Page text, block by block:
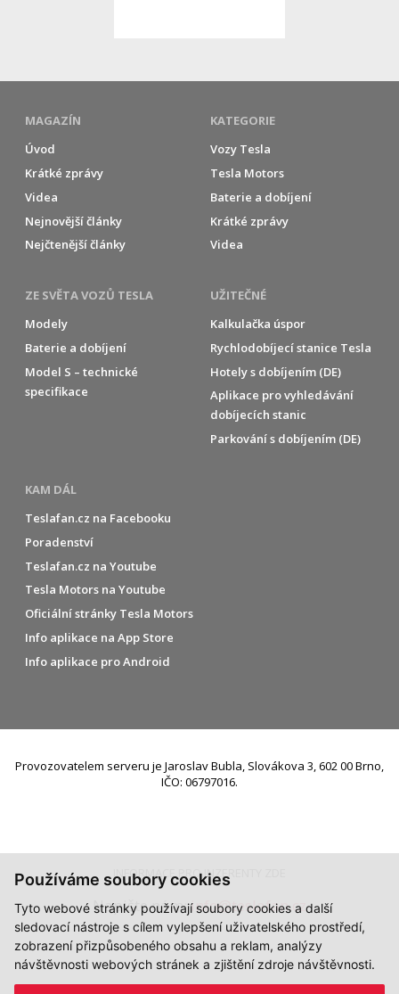
Používáme soubory cookies
Tyto webové stránky používají soubory cookies a další
sledovací nástroje s cílem vylepšení uživatelského prostředí,
zobrazení přizpůsobeného obsahu a reklam, analýzy
návštěvnosti webových stránek a zjištění zdroje návštěvnosti.
MAGAZÍN
Úvod
Krátké zprávy
Videa
Nejnovější články
Nejčtenější články
KATEGORIE
Vozy Tesla
Tesla Motors
Baterie a dobíjení
Krátké zprávy
Videa
ZE SVĚTA VOZŮ TESLA
Modely
Baterie a dobíjení
Model S – technické
specifikace
UŽITEČNÉ
Kalkulačka úspor
Rychlodobíjecí stanice Tesla
Hotely s dobíjením (DE)
Aplikace pro vyhledávání
dobíjecích stanic
Parkování s dobíjením (DE)
KAM DÁL
Teslafan.cz na Facebooku
Poradenství
Teslafan.cz na Youtube
Tesla Motors na Youtube
Oficiální stránky Tesla Motors
Info aplikace na App Store
Info aplikace pro Android
Provozovatelem serveru je Jaroslav Bubla, Slovákova 3, 602 00 Brno,
IČO: 06797016.
INFORMACE PRO INZERENTY ZDE
Napište nám:info@teslafan.cz